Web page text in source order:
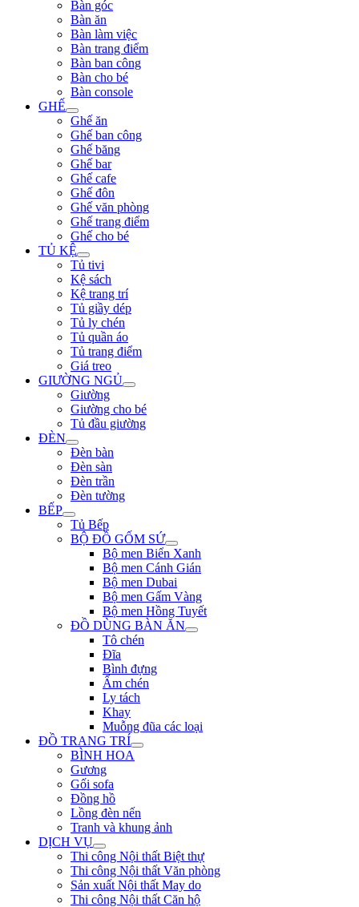
Bàn góc
Bàn ăn
Bàn làm việc
Bàn trang điểm
Bàn ban công
Bàn cho bé
Bàn console
GHẾ
Ghế ăn
Ghế ban công
Ghế băng
Ghế bar
Ghế cafe
Ghế đôn
Ghế văn phòng
Ghế trang điểm
Ghế cho bé
TỦ KỆ
Tủ tivi
Kệ sách
Kệ trang trí
Tủ giầy dép
Tủ ly chén
Tủ quần áo
Tủ trang điểm
Giá treo
GIƯỜNG NGỦ
Giường
Giường cho bé
Tủ đầu giường
ĐÈN
Đèn bàn
Đèn sàn
Đèn trần
Đèn tường
BẾP
Tủ Bếp
BỘ ĐỒ GỐM SỨ
Bộ men Biển Xanh
Bộ men Cánh Gián
Bộ men Dubai
Bộ men Gấm Vàng
Bộ men Hồng Tuyết
ĐỒ DÙNG BÀN ĂN
Tô chén
Đĩa
Bình đựng
Ấm chén
Ly tách
Khay
Muỗng đũa các loại
ĐỒ TRANG TRÍ
BÌNH HOA
Gương
Gối sofa
Đồng hồ
Lồng đèn nến
Tranh và khung ảnh
DỊCH VỤ
Thi công Nội thất Biệt thự
Thi công Nội thất Văn phòng
Sản xuất Nội thất May do
Thi công Nội thất Căn hộ